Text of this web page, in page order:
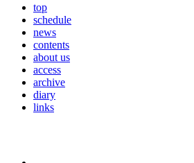
top
schedule
news
contents
about us
access
archive
diary
links